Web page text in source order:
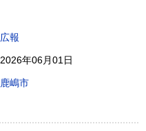
広報
2026年06月01日
鹿嶋市